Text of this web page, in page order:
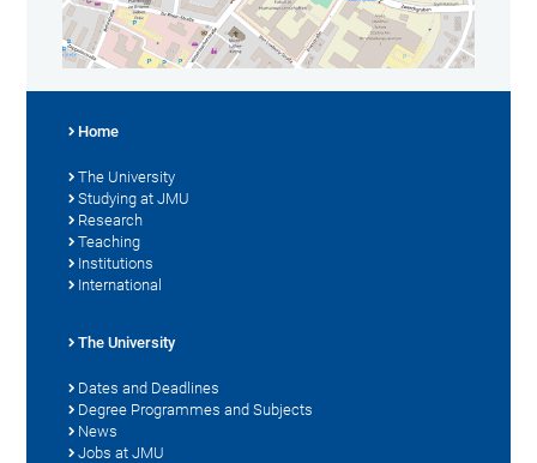
Home
The University
Studying at JMU
Research
Teaching
Institutions
International
The University
Dates and Deadlines
Degree Programmes and Subjects
News
Jobs at JMU